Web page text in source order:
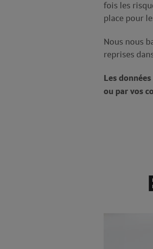
fois les
place pour
Nous nous
reprises
Les
ou par vos